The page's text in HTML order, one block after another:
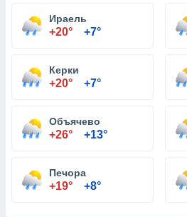
Ираель
+20° +7°
Керки
+20° +7°
Объячево
+26° +13°
Печора
+19° +8°